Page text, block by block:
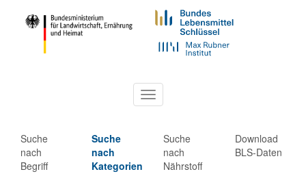
Toggle
navigation
Suche
nach
Begriff
Suche
nach
Kategorien
Suche
nach
Nährstoff
Download
BLS-Daten